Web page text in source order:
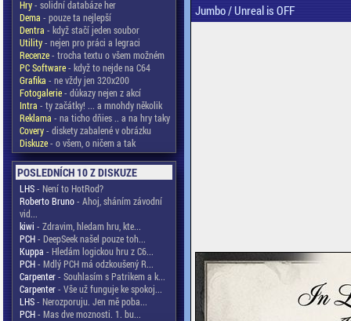
Hry- solidní databáze her
Dema - pouze ta nejlepší
Dentra - když stačí jeden soubor
Utility- nejen pro práci a legraci
Recenze- trocha textu o všem možném
PC Software- když to nejde na C64
Grafika - ne vždy jen 320x200
Fotogalerie- důkazy nejen z akcí
Intra - ty začátky! ... a mnohdy několik
Reklama - na ticho dňies .. a na hry taky
Covery- diskety zabalené v obrázku
Diskuze- o všem, o ničem a tak
POSLEDNÍCH 10 Z DISKUZE
LHS- Není to HotRod?
Roberto Bruno- Ahoj, sháním závodní
vid...
kiwi - Zdravim, hledam hru, kte...
PCH- DeepSeek našel pouze toh...
Kuppa - Hledám logickou hru z C6...
PCH- Mdlý PCH má odzkoušený R...
Carpenter- Souhlasím s Patrikem a k...
Carpenter- Vše už funguje ke spokoj...
LHS- Nerozporuju. Jen mě poba...
PCH- Mas dve moznosti. 1. bu...
Jumbo / Unreal is OFF